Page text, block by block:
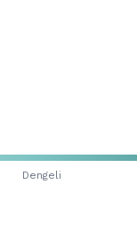
Dengeli